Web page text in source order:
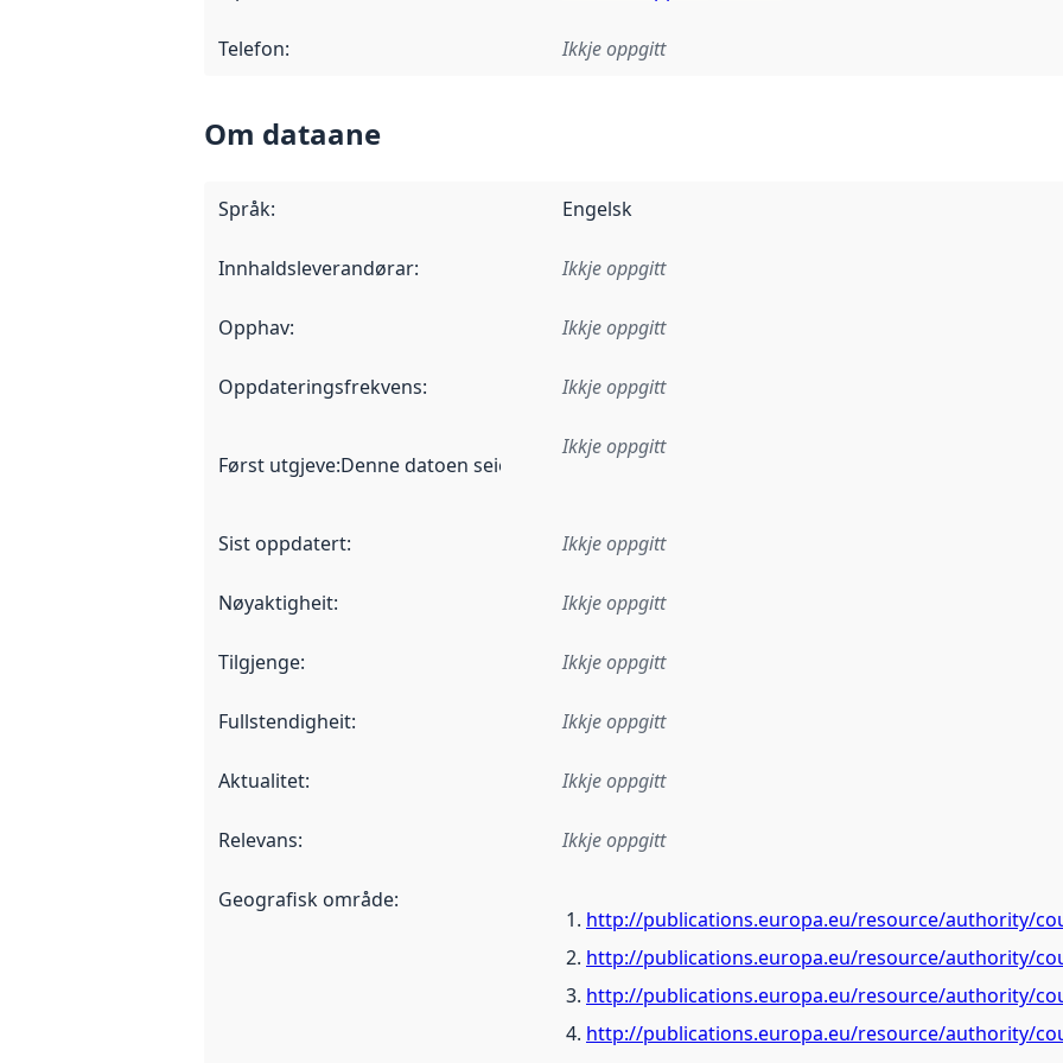
Telefon: Ikkje oppgitt
Om dataane
Språk: Engelsk
Innhaldsleverandørar: Ikkje oppgitt
Opphav: Ikkje oppgitt
Oppdateringsfrekvens: Ikkje oppgitt
Først utgjeve:Denne datoen seier når dataa i dette datasettet først blei utgitt. Det kan ha
Ikkje oppgitt
Sist oppdatert: Ikkje oppgitt
Nøyaktigheit: Ikkje oppgitt
Tilgjenge: Ikkje oppgitt
Fullstendigheit: Ikkje oppgitt
Aktualitet: Ikkje oppgitt
Relevans: Ikkje oppgitt
Geografisk område:
http://publications.europa.eu/resource/authority/
http://publications.europa.eu/resource/authority/
http://publications.europa.eu/resource/authority/
http://publications.europa.eu/resource/authority/